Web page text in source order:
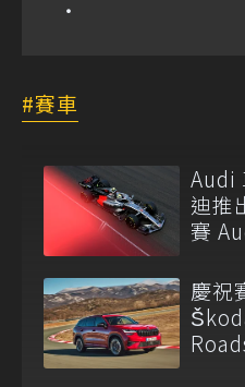
賽車
Audi
迪推
賽
慶祝